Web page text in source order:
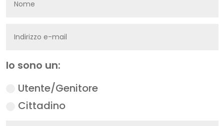
Io sono un:
Utente/Genitore
Cittadino